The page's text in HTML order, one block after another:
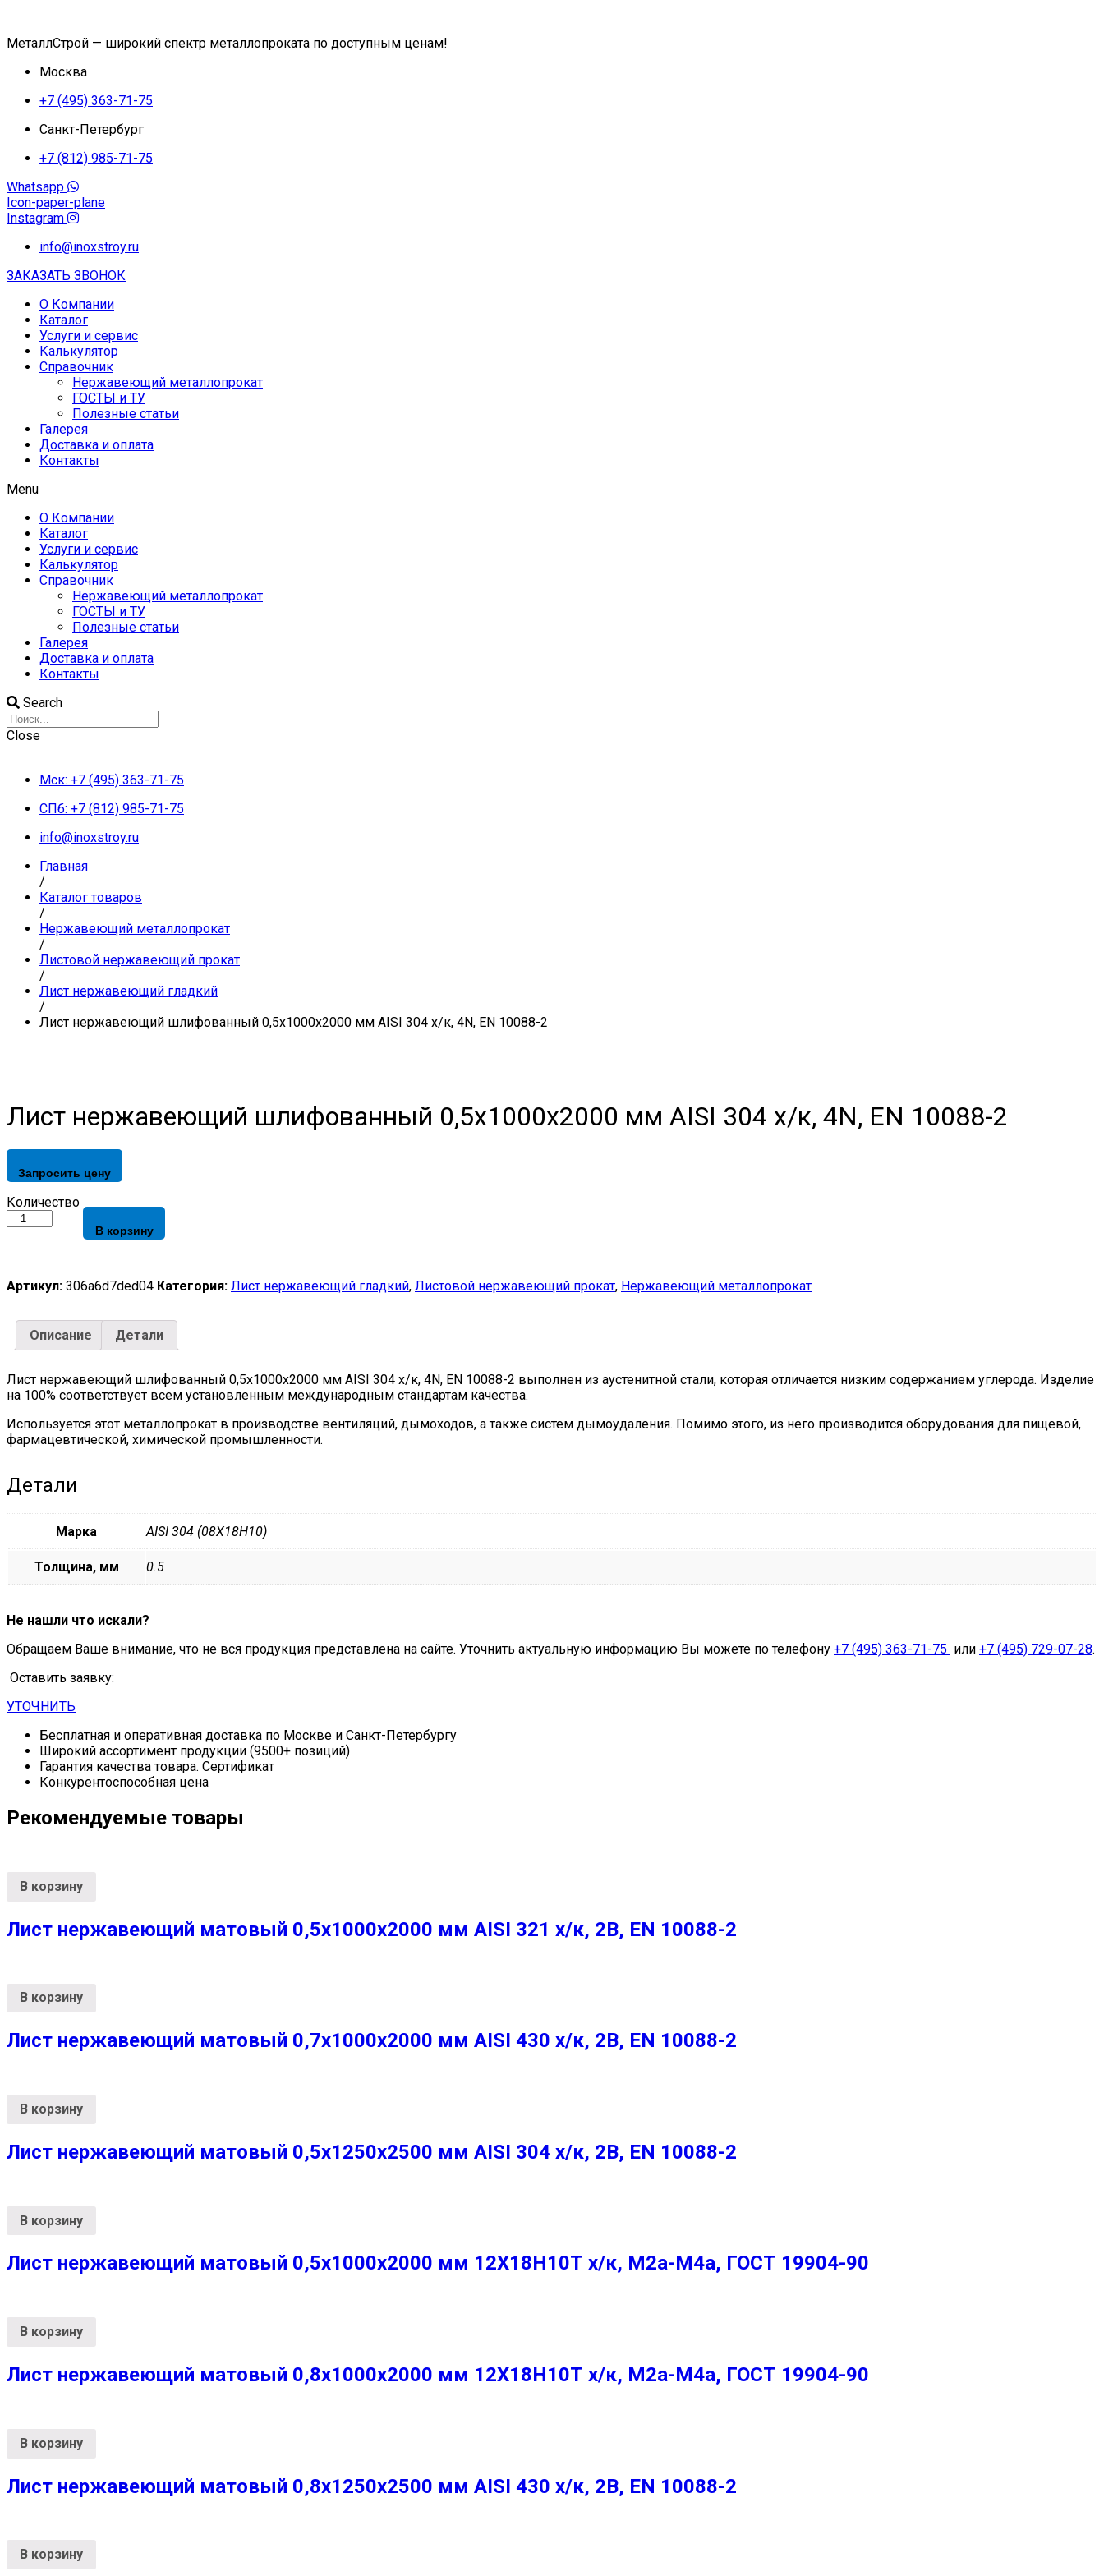
МеталлСтрой — широкий спектр металлопроката по доступным ценам!
Москва
+7 (495) 363-71-75
Санкт-Петербург
+7 (812) 985-71-75
Whatsapp
Icon-paper-plane
Instagram
info@inoxstroy.ru
ЗАКАЗАТЬ ЗВОНОК
О Компании
Каталог
Услуги и сервис
Калькулятор
Справочник
Нержавеющий металлопрокат
ГОСТЫ и ТУ
Полезные статьи
Галерея
Доставка и оплата
Контакты
Menu
О Компании
Каталог
Услуги и сервис
Калькулятор
Справочник
Нержавеющий металлопрокат
ГОСТЫ и ТУ
Полезные статьи
Галерея
Доставка и оплата
Контакты
Search
Close
Мск: +7 (495) 363-71-75
СПб: +7 (812) 985-71-75
info@inoxstroy.ru
Главная
/
Каталог товаров
/
Нержавеющий металлопрокат
/
Листовой нержавеющий прокат
/
Лист нержавеющий гладкий
/
Лист нержавеющий шлифованный 0,5х1000х2000 мм AISI 304 х/к, 4N, EN 10088-2
Лист нержавеющий шлифованный 0,5х1000х2000 мм AISI 304 х/к, 4N, EN 10088-2
Запросить цену
Лист
нержавеющий
шлифованный
AISI
304
10088-
2
quantity
Количество
В корзину
Артикул: 306a6d7ded04 Категория: Лист нержавеющий гладкий, Листовой нержавеющий прокат, Нержавеющий металлопрокат
Описание Детали
Лист нержавеющий шлифованный 0,5х1000х2000 мм AISI 304 х/к, 4N, EN 10088-2 выполнен из аустенитной стали, которая отличается низким содержанием углерода. Изделие
на 100% соответствует всем установленным международным стандартам качества.
Используется этот металлопрокат в производстве вентиляций, дымоходов, а также систем дымоудаления. Помимо этого, из него производится оборудования для пищевой,
фармацевтической, химической промышленности.
Детали
Марка AISI 304 (08Х18Н10)
Толщина, мм 0.5
Не нашли что искали?
Обращаем Ваше внимание, что не вся продукция представлена на сайте. Уточнить актуальную информацию Вы можете по телефону +7 (495) 363-71-75 или +7 (495) 729-07-28.
Оставить заявку:
УТОЧНИТЬ
Бесплатная и оперативная доставка по Москве и Санкт-Петербургу
Широкий ассортимент продукции (9500+ позиций)
Гарантия качества товара. Сертификат
Конкурентоспособная цена
Рекомендуемые товары
В корзину
Лист нержавеющий матовый 0,5х1000х2000 мм AISI 321 х/к, 2B, EN 10088-2
В корзину
Лист нержавеющий матовый 0,7х1000х2000 мм AISI 430 х/к, 2B, EN 10088-2
В корзину
Лист нержавеющий матовый 0,5х1250х2500 мм AISI 304 х/к, 2B, EN 10088-2
В корзину
Лист нержавеющий матовый 0,5х1000х2000 мм 12Х18Н10Т х/к, М2а-М4а, ГОСТ 19904-90
В корзину
Лист нержавеющий матовый 0,8х1000х2000 мм 12Х18Н10Т х/к, М2а-М4а, ГОСТ 19904-90
В корзину
Лист нержавеющий матовый 0,8х1250х2500 мм AISI 430 х/к, 2B, EN 10088-2
В корзину